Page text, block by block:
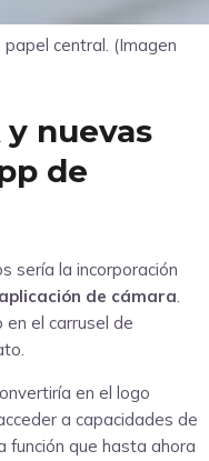
central. (Imagen
nuevas
de
sería la incorporación
aplicación de cámara.
el carrusel de
en el logo
a capacidades de
función que hasta ahora